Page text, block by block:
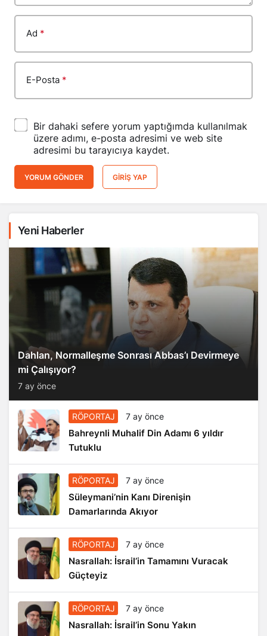
Ad *
E-Posta *
Bir dahaki sefere yorum yaptığımda kullanılmak
üzere adımı, e-posta adresimi ve web site
adresimi bu tarayıcıya kaydet.
YORUM GÖNDER GIRIŞ YAP
Yeni Haberler
Dahlan, Normalleşme Sonrası Abbas’ı Devirmeye
mi Çalışıyor?
7 ay önce
RÖPORTAJ 7 ay önce
Bahreynli Muhalif Din Adamı 6 yıldır
Tutuklu
RÖPORTAJ 7 ay önce
Süleymani’nin Kanı Direnişin
Damarlarında Akıyor
RÖPORTAJ 7 ay önce
Nasrallah: İsrail’in Tamamını Vuracak
Güçteyiz
RÖPORTAJ 7 ay önce
Nasrallah: İsrail’in Sonu Yakın